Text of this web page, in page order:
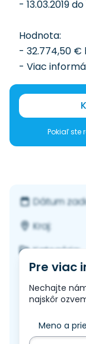
- 13.03.2019
Hodnota:
- 32.774,50 €
- Viac
Pokiaľ ste
Dátum
Kraj:
Kategória:
Pre viac
Nechajte
najskôr
Meno a